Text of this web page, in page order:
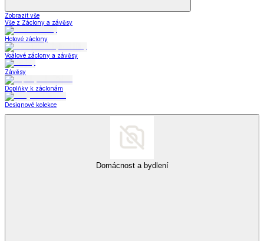
Zobrazit vše
Vše z Záclony a závěsy
Hotové záclony
Voálové záclony a závěsy
Závěsy
Doplňky k záclonám
Designové kolekce
Domácnost a bydlení